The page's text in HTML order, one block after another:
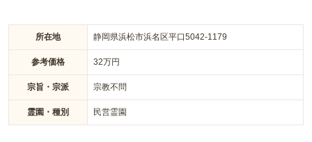
所在地 静岡県浜松市浜名区平口5042-1179
参考価格 32万円
宗旨・宗派 宗教不問
霊園・種別 民営霊園